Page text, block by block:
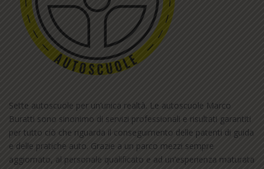
Sette autoscuole per un’unica realtà. Le autoscuole Marco
Buratti sono sinonimo di servizi professionali e risultati garantiti
per tutto ciò che riguarda il conseguimento delle patenti di guida
e delle pratiche auto. Grazie a un parco mezzi sempre
aggiornato, al personale qualificato e ad un’esperienza maturata